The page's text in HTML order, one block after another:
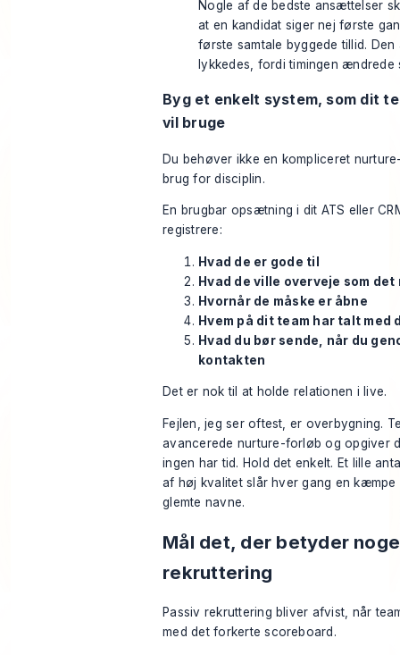
Nogle af de bedste ansættelser
at en kandidat siger nej første
første samtale byggede tillid. Den
lykkedes, fordi timingen ændrede
Byg et enkelt system, som dit
vil bruge
Du behøver ikke en kompliceret
brug for disciplin.
En brugbar opsætning i dit ATS eller
registrere:
Hvad de er gode til
Hvad de ville overveje som
Hvornår de måske er åbne
Hvem på dit team har talt med
Hvad du bør sende, når du
kontakten
Det er nok til at holde relationen i live.
Fejlen, jeg ser oftest, er overbygning.
avancerede nurture-forløb og opgiver
ingen har tid. Hold det enkelt. Et lille
af høj kvalitet slår hver gang en kæmpe
glemte navne.
Mål det, der betyder
rekruttering
Passiv rekruttering bliver afvist, når
med det forkerte scoreboard.